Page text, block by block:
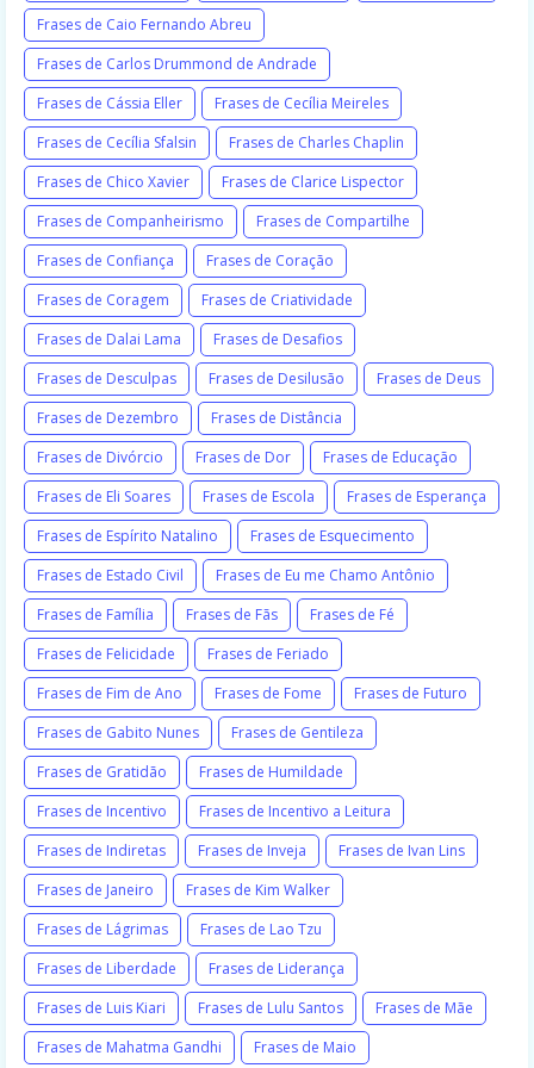
Frases de Caio Fernando Abreu
Frases de Carlos Drummond de Andrade
Frases de Cássia Eller
Frases de Cecília Meireles
Frases de Cecília Sfalsin
Frases de Charles Chaplin
Frases de Chico Xavier
Frases de Clarice Lispector
Frases de Companheirismo
Frases de Compartilhe
Frases de Confiança
Frases de Coração
Frases de Coragem
Frases de Criatividade
Frases de Dalai Lama
Frases de Desafios
Frases de Desculpas
Frases de Desilusão
Frases de Deus
Frases de Dezembro
Frases de Distância
Frases de Divórcio
Frases de Dor
Frases de Educação
Frases de Eli Soares
Frases de Escola
Frases de Esperança
Frases de Espírito Natalino
Frases de Esquecimento
Frases de Estado Civil
Frases de Eu me Chamo Antônio
Frases de Família
Frases de Fãs
Frases de Fé
Frases de Felicidade
Frases de Feriado
Frases de Fim de Ano
Frases de Fome
Frases de Futuro
Frases de Gabito Nunes
Frases de Gentileza
Frases de Gratidão
Frases de Humildade
Frases de Incentivo
Frases de Incentivo a Leitura
Frases de Indiretas
Frases de Inveja
Frases de Ivan Lins
Frases de Janeiro
Frases de Kim Walker
Frases de Lágrimas
Frases de Lao Tzu
Frases de Liberdade
Frases de Liderança
Frases de Luis Kiari
Frases de Lulu Santos
Frases de Mãe
Frases de Mahatma Gandhi
Frases de Maio